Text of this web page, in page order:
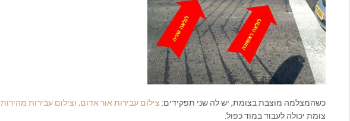
כשהמצלמה מוצבת בצומת, יש לה שני תפקידים: צילום עבירות אור אדום, וצילום עבירות מהירות
צומת יכולה לעבוד במוד כפול.